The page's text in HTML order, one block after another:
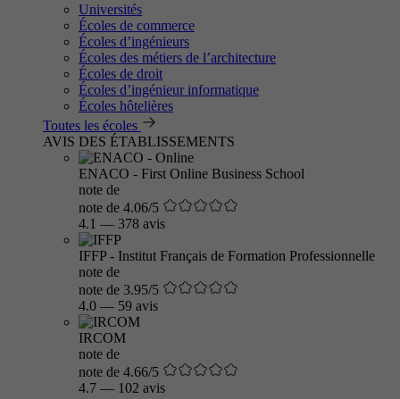
Universités
Écoles de commerce
Écoles d’ingénieurs
Écoles des métiers de l’architecture
Écoles de droit
Écoles d’ingénieur informatique
Écoles hôtelières
Toutes les écoles
AVIS DES ÉTABLISSEMENTS
ENACO - First Online Business School
note de
note de 4.06/5
4.1 — 378 avis
IFFP - Institut Français de Formation Professionnelle
note de
note de 3.95/5
4.0 — 59 avis
IRCOM
note de
note de 4.66/5
4.7 — 102 avis